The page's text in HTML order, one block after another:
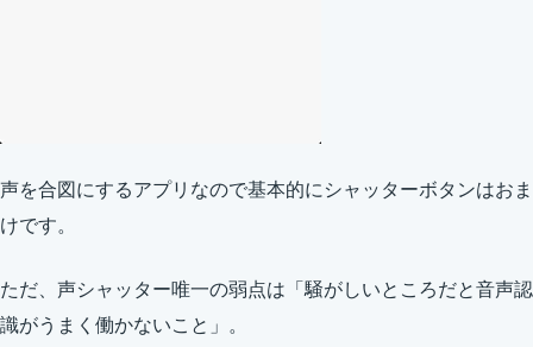
声を合図にするアプリなので基本的にシャッターボタンはおま
けです。
ただ、声シャッター唯一の弱点は「騒がしいところだと音声認
識がうまく働かないこと」。